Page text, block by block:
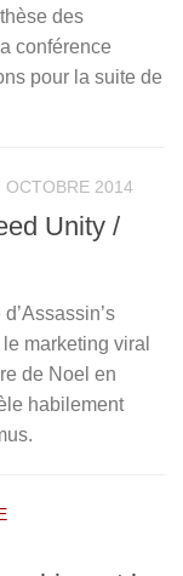
des
conférence
pour la suite de
OCTOBRE 2014
Unity /
marketing viral
de Noel en
habilement